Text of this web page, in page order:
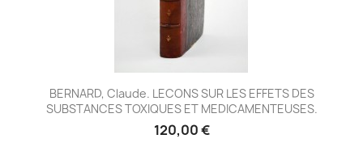
BERNARD, Claude. LECONS SUR LES EFFETS DES
SUBSTANCES TOXIQUES ET MEDICAMENTEUSES.
120,00 €